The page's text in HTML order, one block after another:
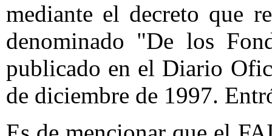
mediante el decreto que
denominado "De los
publicado en el Diario
de diciembre de 1997.